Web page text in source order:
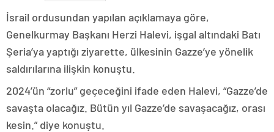
İsrail ordusundan yapılan açıklamaya göre,
Genelkurmay Başkanı Herzi Halevi, işgal altındaki Batı
Şeria’ya yaptığı ziyarette, ülkesinin Gazze’ye yönelik
saldırılarına ilişkin konuştu.
2024’ün “zorlu” geçeceğini ifade eden Halevi, “Gazze’de
savaşta olacağız. Bütün yıl Gazze’de savaşacağız, orası
kesin.” diye konuştu.